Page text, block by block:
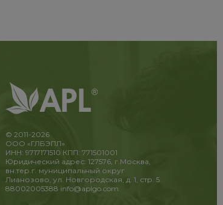
© 2011-2026
ООО «ГЛБЭПЛ»
ИНН: 9717171510 КПП: 771501001
Юридический адрес: 127576, г.Москва,
вн.тер.г. муниципальный округ
Лианозово, ул. Новгородская, д. 1, стр. 5
88002005388 info@aplgo.com